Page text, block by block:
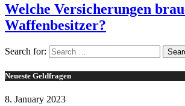
Welche Versicherungen
Waffenbesitzer?
Search for:
Neueste Geldfragen
8. January 2023